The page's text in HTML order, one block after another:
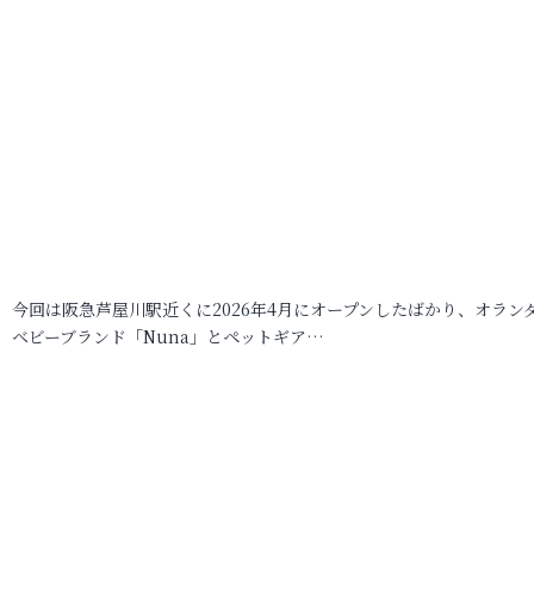
今回は阪急芦屋川駅近くに2026年4月にオープンしたばかり、オラン
ベビーブランド「Nuna」とペットギア…